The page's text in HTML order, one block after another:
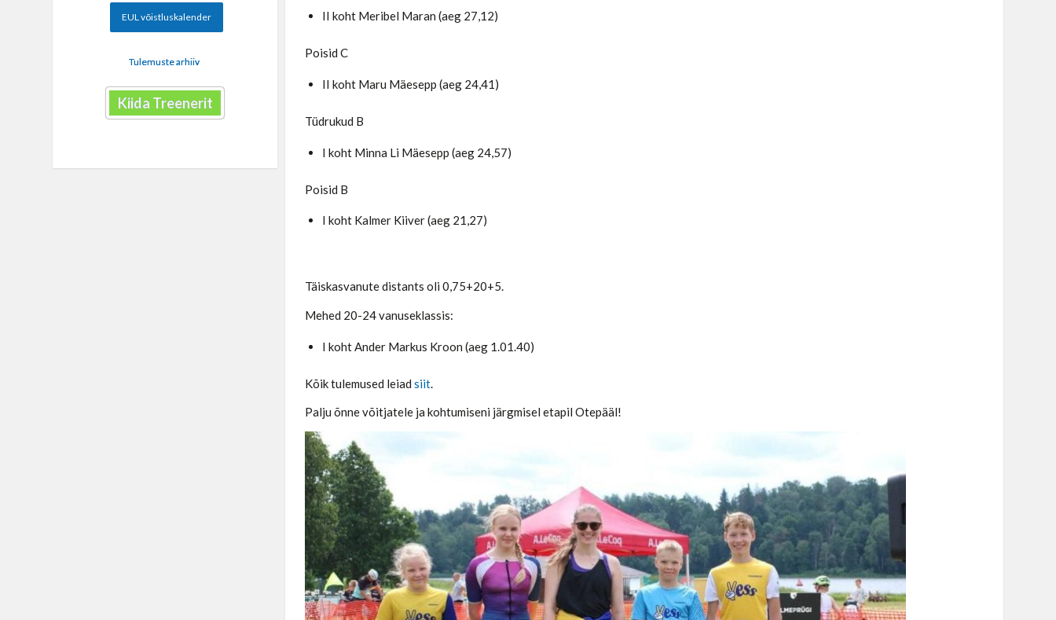
II koht Meribel Maran (aeg 27,12)
Poisid C
II koht Maru Mäesepp (aeg 24,41)
Tüdrukud B
I koht Minna Li Mäesepp (aeg 24,57)
Poisid B
I koht Kalmer Kiiver (aeg 21,27)
Täiskasvanute distants oli 0,75+20+5.
Mehed 20-24 vanuseklassis:
I koht Ander Markus Kroon (aeg 1.01.40)
Kõik tulemused leiadsiit
Palju õnne võitjatele ja kohtumiseni järgmisel etapil Otepääl!
EUL võistluskalender
Tulemuste arhiiv
Kiida Treenerit